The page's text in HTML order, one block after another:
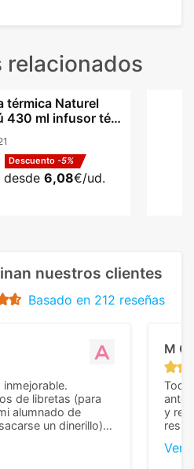
relacionados
térmica Naturel
430 ml infusor té
Descuento -5%
desde 6,08€/ud.
nuestros clientes
Basado en 212 reseñas
de libretas (para
alumnado de
un dinerillo) y
muy buena calidad
M C
Todo
y
Ver